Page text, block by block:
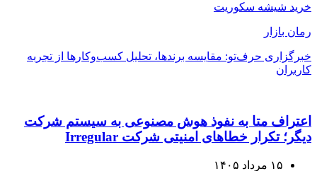
خرید شیشه سکوریت
رمان بازار
خبرگزاری حرف‌تو: مقایسه برندها، تحلیل کسب‌وکارها از تجربه
کاربران
اعتراف متا به نفوذ هوش مصنوعی به سیستم شرکت
دیگر؛ تکرار خطاهای امنیتی شرکت Irregular
۱۵ مرداد ۱۴۰۵